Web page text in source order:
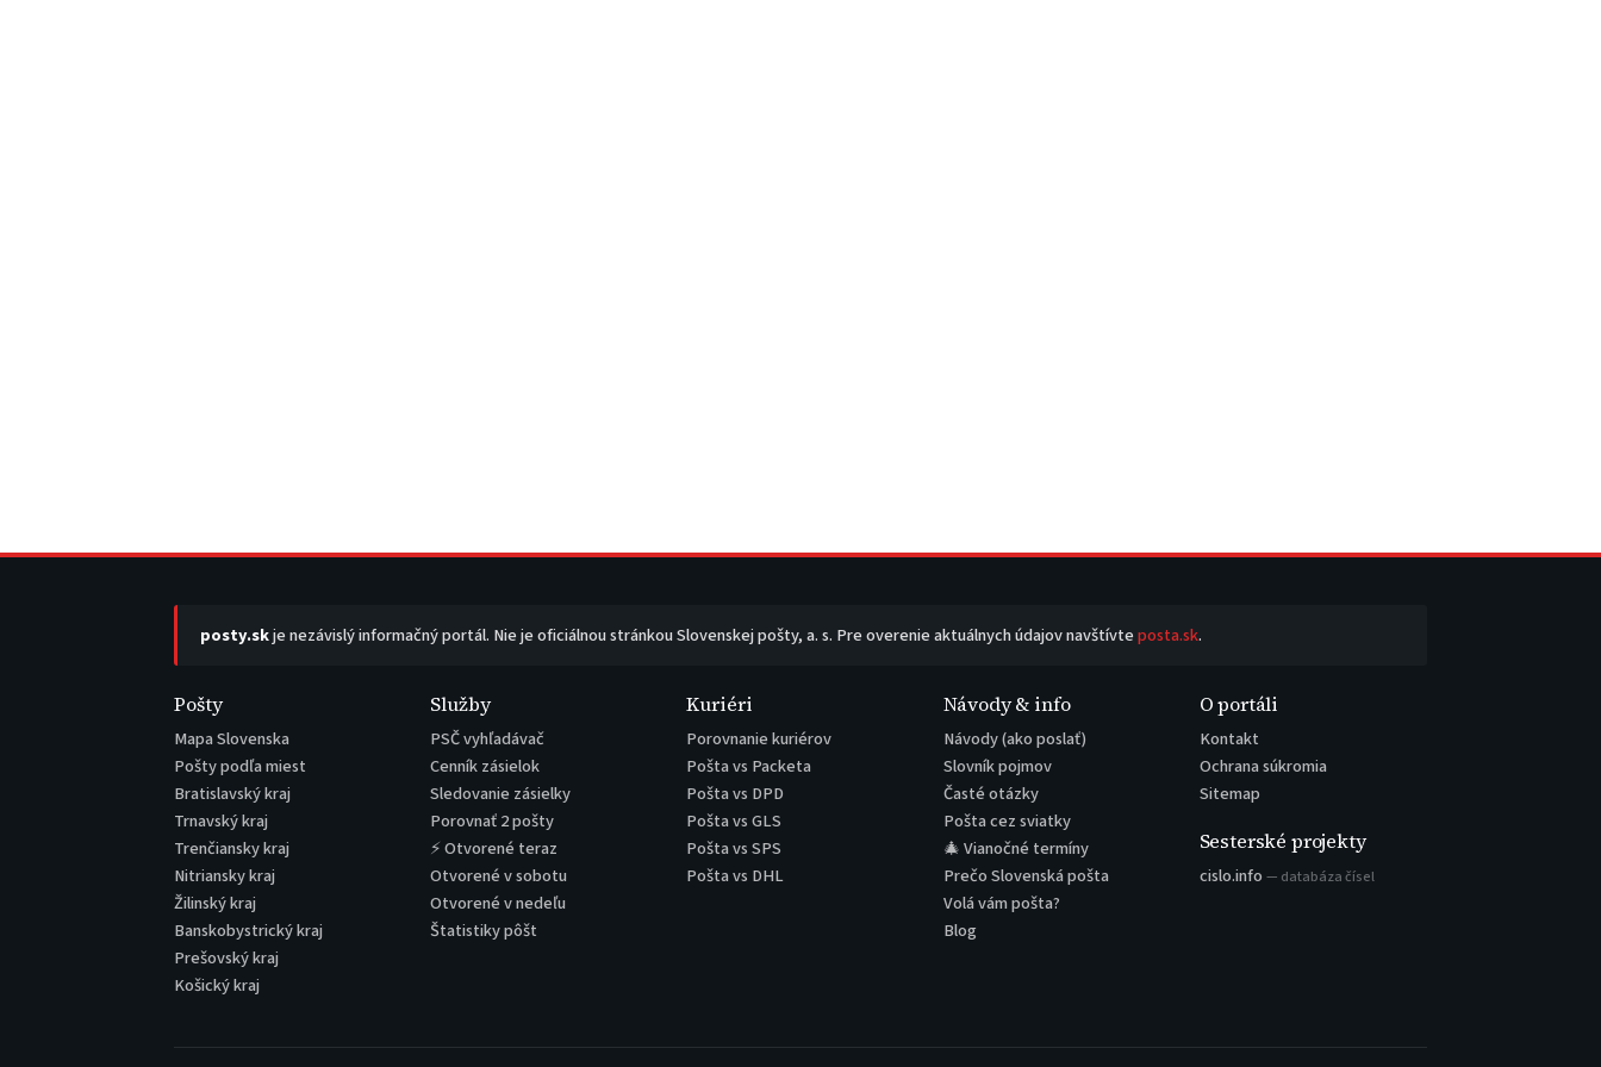
posty.skje nezávislý informačný portál. Nie je oficiálnou stránkou Slovenskej pošty, a. s. Pre overenie aktuálnych údajov navštívteposta.sk.
Pošty
Mapa Slovenska
Pošty podľa miest
Bratislavský kraj
Trnavský kraj
Trenčiansky kraj
Nitriansky kraj
Žilinský kraj
Banskobystrický kraj
Prešovský kraj
Košický kraj
Služby
PSČ vyhľadávač
Cenník zásielok
Sledovanie zásielky
Porovnať 2 pošty
⚡ Otvorené teraz
Otvorené v sobotu
Otvorené v nedeľu
Štatistiky pôšt
Kuriéri
Porovnanie kuriérov
Pošta vs Packeta
Pošta vs DPD
Pošta vs GLS
Pošta vs SPS
Pošta vs DHL
Návody & info
Návody (ako poslať)
Slovník pojmov
Časté otázky
Pošta cez sviatky
🎄 Vianočné termíny
Prečo Slovenská pošta
Volá vám pošta?
Blog
O portáli
Kontakt
Ochrana súkromia
Sitemap
Sesterské projekty
cislo.info — databáza čísel